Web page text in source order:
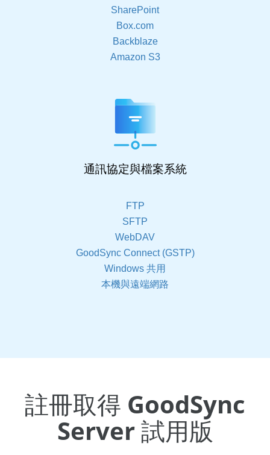
SharePoint
Box.com
Backblaze
Amazon S3
通訊協定與檔案系統
FTP
SFTP
WebDAV
GoodSync Connect (GSTP)
Windows 共用
本機與遠端網路
註冊取得 GoodSync
Server 試用版